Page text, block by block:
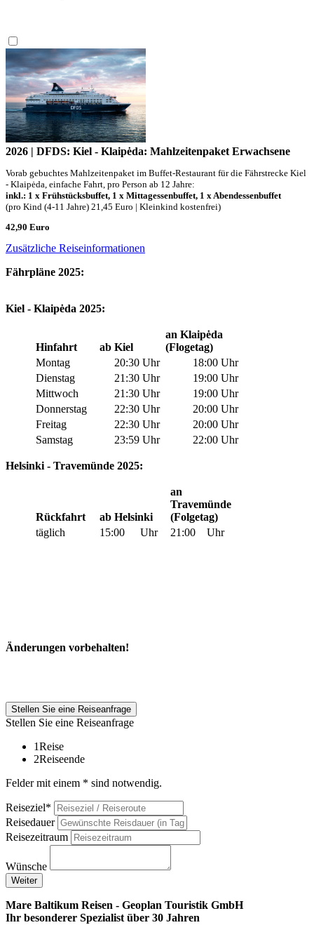
2026 | DFDS: Kiel - Klaipėda: Mahlzeitenpaket Erwachsene
Vorab gebuchtes Mahlzeitenpaket im Buffet-Restaurant für die Fährstrecke Kiel
- Klaipėda, einfache Fahrt, pro Person ab 12 Jahre:
inkl.: 1 x Frühstücksbuffet, 1 x Mittagessenbuffet, 1 x Abendessenbuffet
(pro Kind (4-11 Jahre) 21,45 Euro | Kleinkind kostenfrei)
42,90 Euro
Zusätzliche Reiseinformationen
Fährpläne 2025:
Kiel - Klaipėda 2025:
Hinfahrt ab Kiel
an Klaipėda
(Flogetag)
Montag
20:30 Uhr 18:00 Uhr
Dienstag
21:30 Uhr 19:00 Uhr
Mittwoch
21:30 Uhr 19:00 Uhr
Donnerstag
22:30 Uhr 20:00 Uhr
Freitag
22:30 Uhr 20:00 Uhr
Samstag
23:59 Uhr 22:00 Uhr
Helsinki - Travemünde 2025:
Rückfahrt ab Helsinki
an
Travemünde
(Folgetag)
täglich
15:00 Uhr 21:00 Uhr
Änderungen vorbehalten!
Stellen Sie eine Reiseanfrage
Stellen Sie eine Reiseanfrage
1Reise
2Reiseende
Felder mit einem * sind notwendig.
Reiseziel*
Reisedauer
Reisezeitraum
Wünsche
Weiter
Mare Baltikum Reisen - Geoplan Touristik GmbH
Ihr besonderer Spezialist über 30 Jahren